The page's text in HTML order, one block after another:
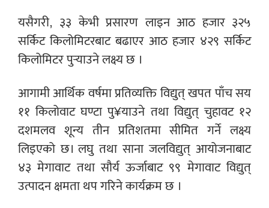
यसैगरी, ३३ केभी प्रसारण लाइन आठ हजार ३२५
सर्किट किलोमिटरबाट बढाएर आठ हजार ४२९ सर्किट
किलोमिटर पुर्‍याउने लक्ष्य छ ।
आगामी आर्थिक वर्षमा प्रतिव्यक्ति विद्युत् खपत पाँच सय
११ किलोवाट घण्टा पु¥याउने तथा विद्युत् चुहावट १२
दशमलव शून्य तीन प्रतिशतमा सीमित गर्ने लक्ष्य
लिइएको छ। लघु तथा साना जलविद्युत् आयोजनाबाट
४३ मेगावाट तथा सौर्य ऊर्जाबाट ९९ मेगावाट विद्युत्
उत्पादन क्षमता थप गरिने कार्यक्रम छ ।